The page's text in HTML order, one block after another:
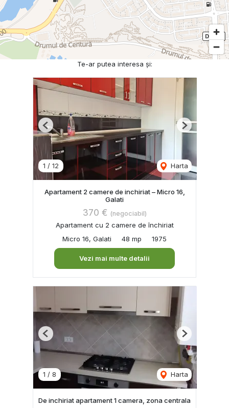
Te-ar putea interesa și:
1 / 12 Harta
Previous Next
Apartament 2 camere de inchiriat – Micro 16,
Galati
370 € (negociabil)
Apartament cu 2 camere de închiriat
Micro 16, Galati
48 mp 1975
Vezi mai multe detalii
1 / 8 Harta
Previous Next
De inchiriat apartament 1 camera, zona centrala